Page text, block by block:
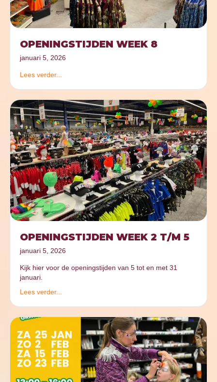
OPENINGSTIJDEN WEEK 8
januari 5, 2026
Lees verder...
OPENINGSTIJDEN WEEK 2 T/M 5
januari 5, 2026
Kijk hier voor de openingstijden van 5 tot en met 31
januari.
Lees verder...